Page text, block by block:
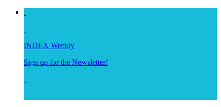
INDEX Weekly
Sign up for the Newsletter!